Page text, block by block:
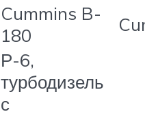
Cummins B-
180
Р-6,
турбодизель
с